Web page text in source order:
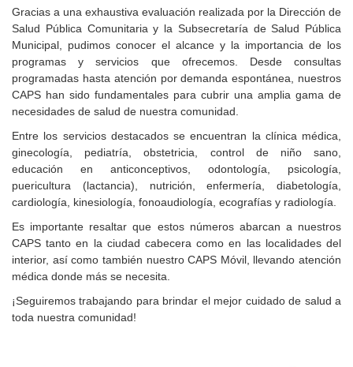
Gracias a una exhaustiva evaluación realizada por la Dirección de
Salud Pública Comunitaria y la Subsecretaría de Salud Pública
Municipal, pudimos conocer el alcance y la importancia de los
programas y servicios que ofrecemos. Desde consultas
programadas hasta atención por demanda espontánea, nuestros
CAPS han sido fundamentales para cubrir una amplia gama de
necesidades de salud de nuestra comunidad.
Entre los servicios destacados se encuentran la clínica médica,
ginecología, pediatría, obstetricia, control de niño sano,
educación en anticonceptivos, odontología, psicología,
puericultura (lactancia), nutrición, enfermería, diabetología,
cardiología, kinesiología, fonoaudiología, ecografías y radiología.
Es importante resaltar que estos números abarcan a nuestros
CAPS tanto en la ciudad cabecera como en las localidades del
interior, así como también nuestro CAPS Móvil, llevando atención
médica donde más se necesita.
¡Seguiremos trabajando para brindar el mejor cuidado de salud a
toda nuestra comunidad!